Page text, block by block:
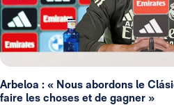
Arbeloa : « Nous abordons le
faire les choses et de gagner »